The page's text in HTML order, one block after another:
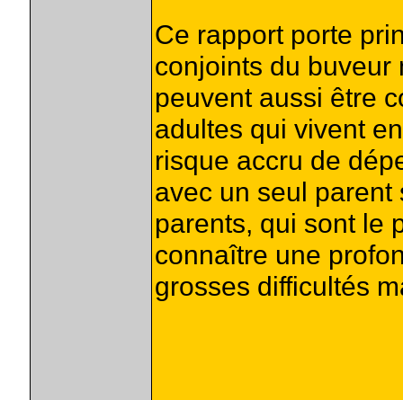
Ce rapport porte
conjoints du buveur
peuvent aussi être
adultes qui vivent
risque accru de
avec un seul
parents, qui sont le
connaître une
grosses difficultés